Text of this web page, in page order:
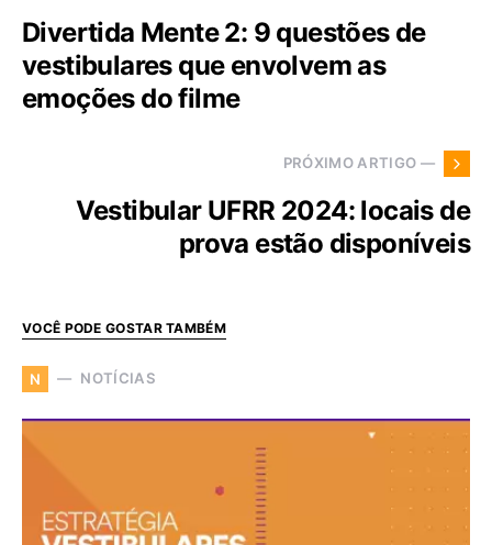
Divertida Mente 2: 9 questões de
vestibulares que envolvem as
emoções do filme
PRÓXIMO ARTIGO —
Vestibular UFRR 2024: locais de
prova estão disponíveis
VOCÊ PODE GOSTAR TAMBÉM
N NOTÍCIAS